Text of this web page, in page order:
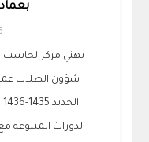
يهني مركزالحاسب
شؤون الطلاب
الدورات المتنوعه